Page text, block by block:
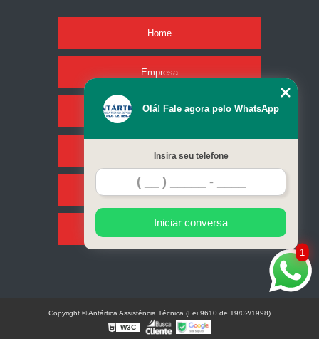
Home
Empresa
Missão
Serviços
Contato
Mapa do site
1
Olá! Fale agora pelo WhatsApp
Insira seu telefone
Iniciar conversa
Copyright © Antártica Assistência Técnica (Lei 9610 de 19/02/1998)
W3C